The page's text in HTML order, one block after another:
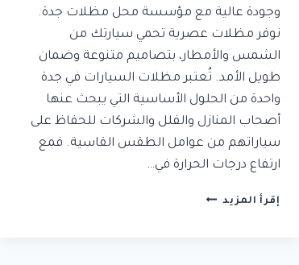
وجودة عالية مع مؤسسة محل مظلات جدة.
نوفر مظلات عصرية تحمي سيارتك من
الشمس والأمطار، بتصاميم متنوعة وضمان
طويل الأمد. تُعتبر مظلات السيارات في جدة
واحدة من الحلول الأساسية التي يبحث عنها
أصحاب المنازل والفلل والشركات للحفاظ على
سياراتهم من عوامل الطقس القاسية. فمع
ارتفاع درجات الحرارة في…
إقرأ المزيد تركيب